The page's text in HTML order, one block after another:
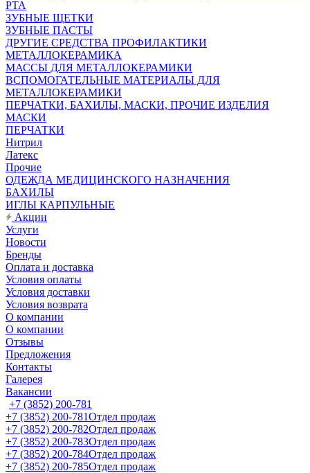
РТА
ЗУБНЫЕ ЩЕТКИ
ЗУБНЫЕ ПАСТЫ
ДРУГИЕ СРЕДСТВА ПРОФИЛАКТИКИ
МЕТАЛЛОКЕРАМИКА
МАССЫ ДЛЯ МЕТАЛЛОКЕРАМИКИ
ВСПОМОГАТЕЛЬНЫЕ МАТЕРИАЛЫ ДЛЯ
МЕТАЛЛОКЕРАМИКИ
ПЕРЧАТКИ, БАХИЛЫ, МАСКИ, ПРОЧИЕ ИЗДЕЛИЯ
МАСКИ
ПЕРЧАТКИ
Нитрил
Латекс
Прочие
ОДЕЖДА МЕДИЦИНСКОГО НАЗНАЧЕНИЯ
БАХИЛЫ
ИГЛЫ КАРПУЛЬНЫЕ
Акции
Услуги
Новости
Бренды
Оплата и доставка
Условия оплаты
Условия доставки
Условия возврата
О компании
О компании
Отзывы
Предложения
Контакты
Галерея
Вакансии
+7 (3852) 200-781
+7 (3852) 200-781Отдел продаж
+7 (3852) 200-782Отдел продаж
+7 (3852) 200-783Отдел продаж
+7 (3852) 200-784Отдел продаж
+7 (3852) 200-785Отдел продаж